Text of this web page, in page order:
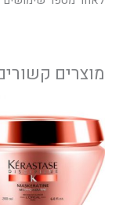
מוצרים